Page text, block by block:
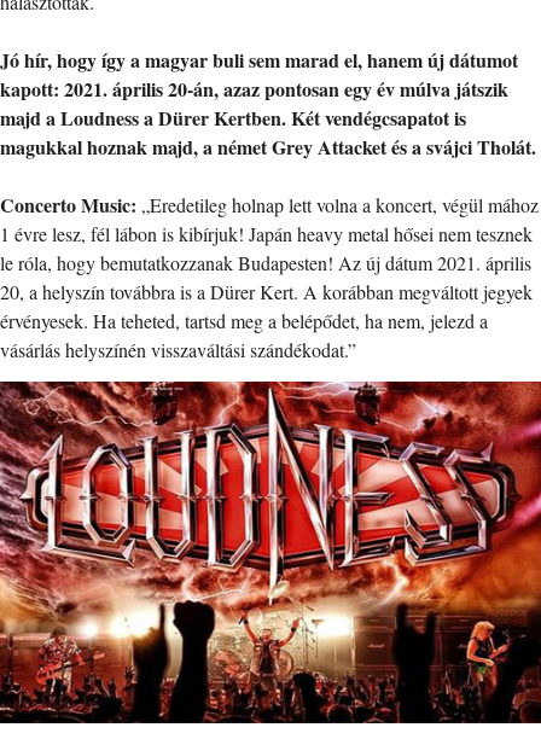
Jó hír, hogy így a magyar buli sem marad el, hanem új dátumot
kapott: 2021. április 20-án, azaz pontosan egy év múlva játszik
majd a Loudness a Dürer Kertben. Két vendégcsapatot is
magukkal hoznak majd, a német Grey Attacket és a svájci Tholát.
Concerto Music: „Eredetileg holnap lett volna a koncert, végül mához
1 évre lesz, fél lábon is kibírjuk! Japán heavy metal hősei nem tesznek
le róla, hogy bemutatkozzanak Budapesten! Az új dátum 2021. április
20, a helyszín továbbra is a Dürer Kert. A korábban megváltott jegyek
érvényesek. Ha teheted, tartsd meg a belépődet, ha nem, jelezd a
vásárlás helyszínén visszaváltási szándékodat.”